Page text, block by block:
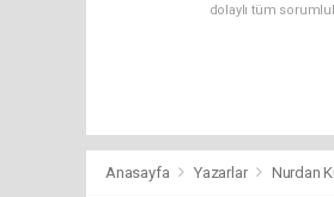
dolaylı tüm
Anasayfa Yazarlar Nurdan